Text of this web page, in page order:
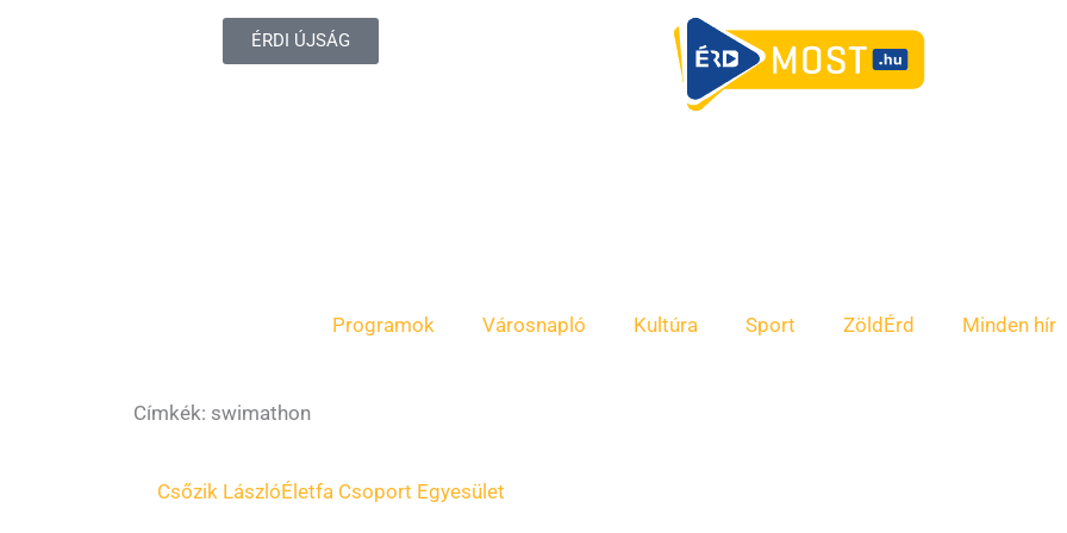
ÉRDI ÚJSÁG
Programok Városnapló Kultúra Sport ZöldÉrd Minden hír
Címkék: swimathon
Csőzik LászlóÉletfa Csoport Egyesület